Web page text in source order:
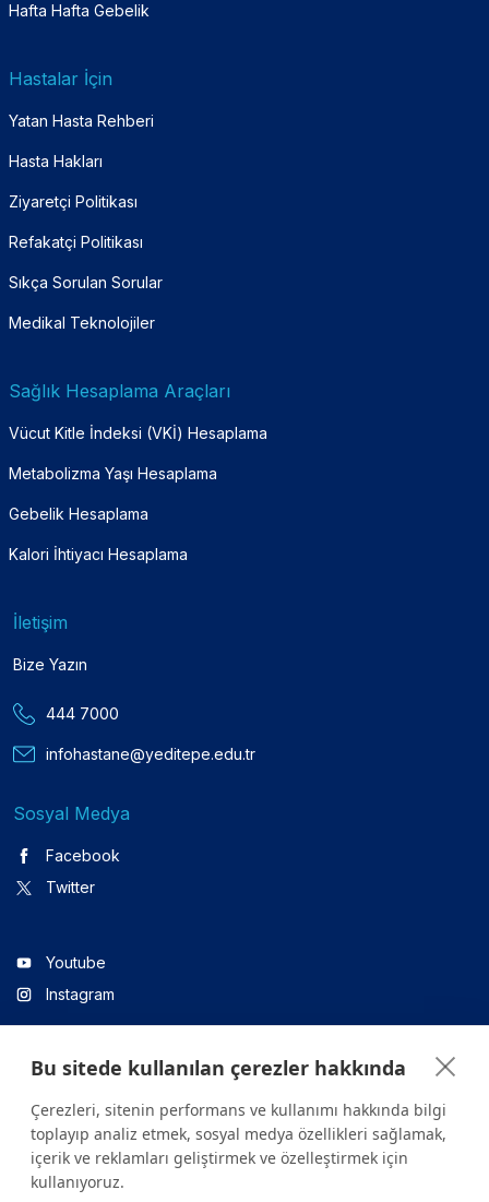
Hafta Hafta Gebelik
Hastalar İçin
Yatan Hasta Rehberi
Hasta Hakları
Ziyaretçi Politikası
Refakatçi Politikası
Sıkça Sorulan Sorular
Medikal Teknolojiler
Sağlık Hesaplama Araçları
Vücut Kitle İndeksi (VKİ) Hesaplama
Metabolizma Yaşı Hesaplama
Gebelik Hesaplama
Kalori İhtiyacı Hesaplama
İletişim
Bize Yazın
444 7000
infohastane@yeditepe.edu.tr
Sosyal Medya
Facebook
Twitter
Youtube
Instagram
Linkedin
Sitede yer alan tüm içerikler yalnızca bilgilendirme amaçlıdır.
Sağlığınızla ilgili sorularınız için mutlaka doktoruza ya da bir sağlık
Bu sitede kullanılan çerezler hakkında
Çerezleri, sitenin performans ve kullanımı hakkında bilgi
toplayıp analiz etmek, sosyal medya özellikleri sağlamak,
içerik ve reklamları geliştirmek ve özelleştirmek için
kullanıyoruz.